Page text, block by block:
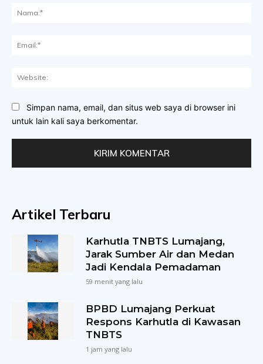
Simpan nama, email, dan situs web saya di browser ini
untuk lain kali saya berkomentar.
Artikel Terbaru
Karhutla TNBTS Lumajang,
Jarak Sumber Air dan Medan
Jadi Kendala Pemadaman
59 menit yang lalu
BPBD Lumajang Perkuat
Respons Karhutla di Kawasan
TNBTS
1 jam yang lalu